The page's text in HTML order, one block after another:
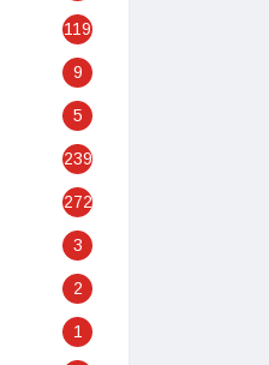
119
9
5
239
272
3
2
1